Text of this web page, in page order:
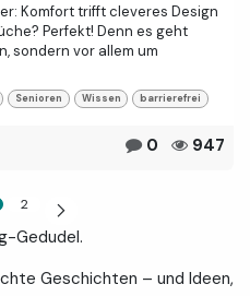
Komfort trifft cleveres Design
Perfekt! Denn es geht
sondern vor allem um
Senioren Wissen barrierefrei
0 947
2
Gedudel.
Geschichten – und Ideen,